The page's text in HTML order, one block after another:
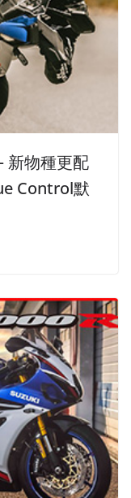
新物種更配
Control默